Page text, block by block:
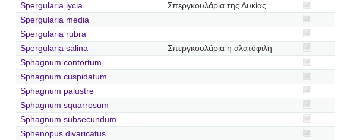
Spergularia lycia
Σπεργκουλάρια της Λυκίας
Spergularia media
Spergularia rubra
Spergularia salina
Σπεργκουλάρια η αλατόφιλη
Sphagnum contortum
Sphagnum cuspidatum
Sphagnum palustre
Sphagnum squarrosum
Sphagnum subsecundum
Sphenopus divaricatus